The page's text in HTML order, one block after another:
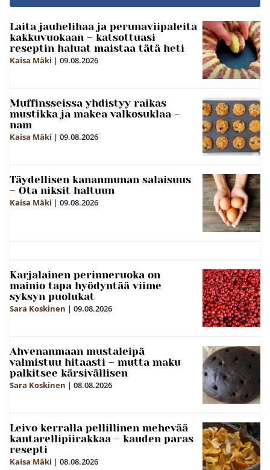
Laita jauhelihaa ja perunaviipaleita
kakkuvuokaan – katsottuasi
reseptin haluat maistaa tätä heti
Kaisa Mäki | 09.08.2026
Muffinsseissa yhdistyy raikas
mustikka ja makea valkosuklaa –
nam
Kaisa Mäki | 09.08.2026
Täydellisen kananmunan salaisuus
– Ota niksit haltuun
Kaisa Mäki | 09.08.2026
Karjalainen perinneruoka on
mainio tapa hyödyntää viime
syksyn puolukat
Sara Koskinen | 09.08.2026
Ahvenanmaan mustaleipä
valmistuu hitaasti – mutta maku
palkitsee kärsivällisen
Sara Koskinen | 08.08.2026
Leivo kerralla pellillinen mehevää
kantarellipiirakkaa – kauden paras
resepti
Kaisa Mäki | 08.08.2026